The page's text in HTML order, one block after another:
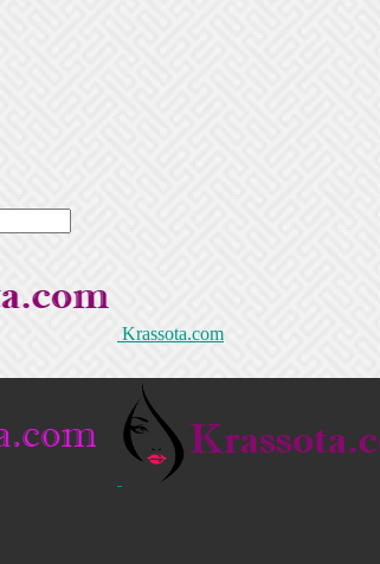
Krassota.com